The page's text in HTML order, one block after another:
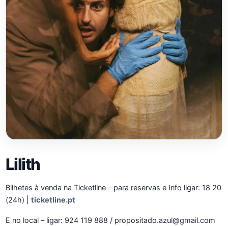
Lilith
Bilhetes à venda na Ticketline – para reservas e Info ligar: 18 20
(24h) | ticketline.pt
E no local – ligar: 924 119 888 / propositado.azul@gmail.com